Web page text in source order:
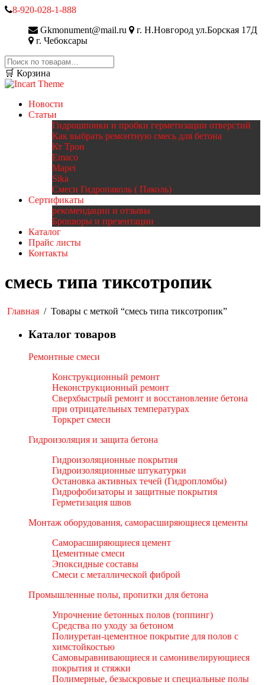
8-920-028-1-888
Gkmonument@mail.ru
г. Н.Новгород ул.Борская 17Д
г. Чебоксары
Искать:
🛒 Корзина
Новости
Статьи
Гидрошпонки и пробки герметизации отверстий
Как выбрать ремонтную смесь для бетона
Кт Трон
Emaco
Mapei
Sika
Смеси Гидропаколь ( Паколь)
Сертификаты
рекомендации и отзывы
Брошюры и презентации
Каталог
Прайс листы
Контакты
смесь типа тиксотропик
Главная / Товары с меткой “смесь типа тиксотропик”
Каталог товаров
Ремонтные смеси
Конструкционный ремонт
Неконструкционный ремонт
Сверхбыстрый ремонт и восстановление бетона
при отрицательных температурах
Торкрет смеси
Гидроизоляция и защита бетона
Гидроизоляционные покрытия
Гидроизоляционные штукатурки
Остановка активных течей (Гидропломбы)
Гидрофобизаторы и защитные покрытия
Герметизация швов
Монтаж оборудования, саморасширяющиеся цементы
Саморасширяющиеся цемент
Цементные смеси
Эпоксидные составы
Смеси с металлической фиброй
Промышленные полы, пропитки для бетона
Упрочнение бетонных полов (топпинг)
Средства по уходу за бетоном
Полиуретан-цементное покрытие для полов с
химстойкостью
Самовыравнивающиеся и самонивелирующиеся
покрытия и стяжки
Полимерные, безыскровые и специальные полы